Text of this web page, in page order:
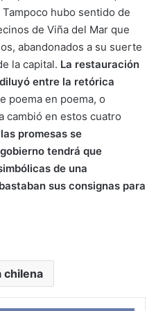
hubo sentido de
de Viña del Mar que
abandonados a su suerte
la capital. La restauración
entre la retórica
poema en poema, o
cambió en estos cuatro
promesas se
tendrá que
de una
sus consignas para
chilena